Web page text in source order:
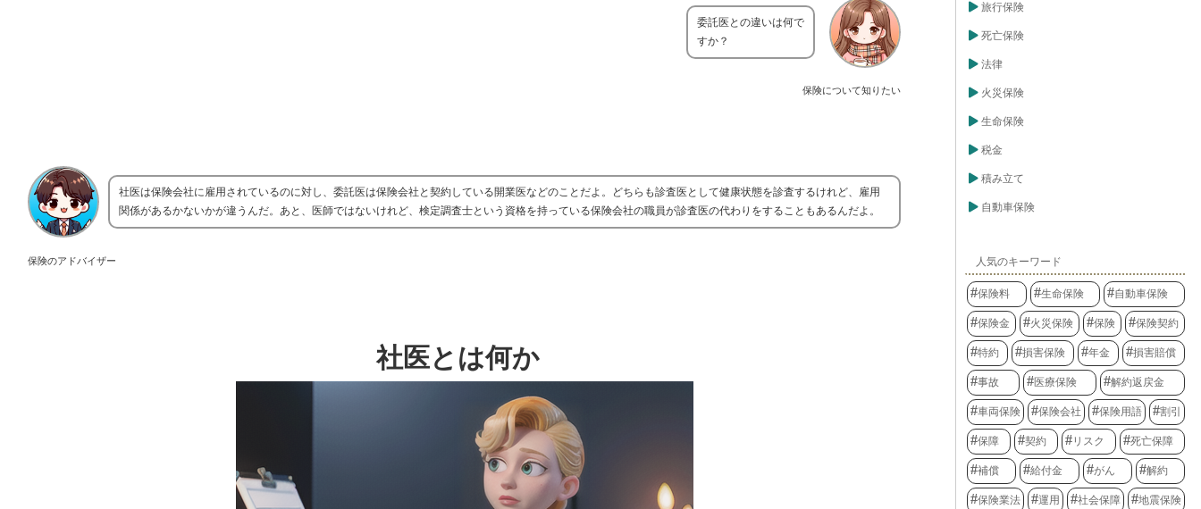
保険について知りたい
委託医との違いは何で
すか？
保険のアドバイザー
社医は保険会社に雇用されているのに対し、委託医は保険会社と契約している開業医などのことだよ。どちらも診査医として健康状態を診査するけれど、雇用
関係があるかないかが違うんだ。あと、医師ではないけれど、検定調査士という資格を持っている保険会社の職員が診査医の代わりをすることもあるんだよ。
社医とは何か
旅行保険
死亡保険
法律
火災保険
生命保険
税金
積み立て
自動車保険
人気のキーワード
保険料 生命保険 自動車保険
保険金 火災保険 保険 保険契約
特約 損害保険 年金 損害賠償
事故 医療保険 解約返戻金
車両保険 保険会社 保険用語 割引
保障 契約 リスク 死亡保障
補償 給付金 がん 解約
保険業法 運用 社会保障 地震保険